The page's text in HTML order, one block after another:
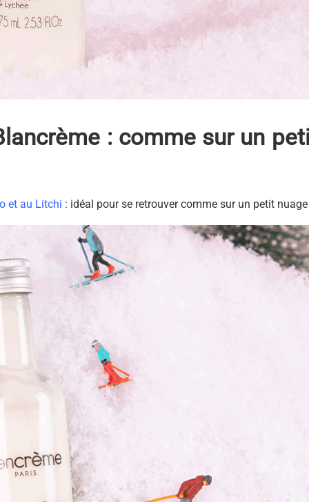
: comme sur un
et au Litchi : idéal pour se retrouver comme sur un petit